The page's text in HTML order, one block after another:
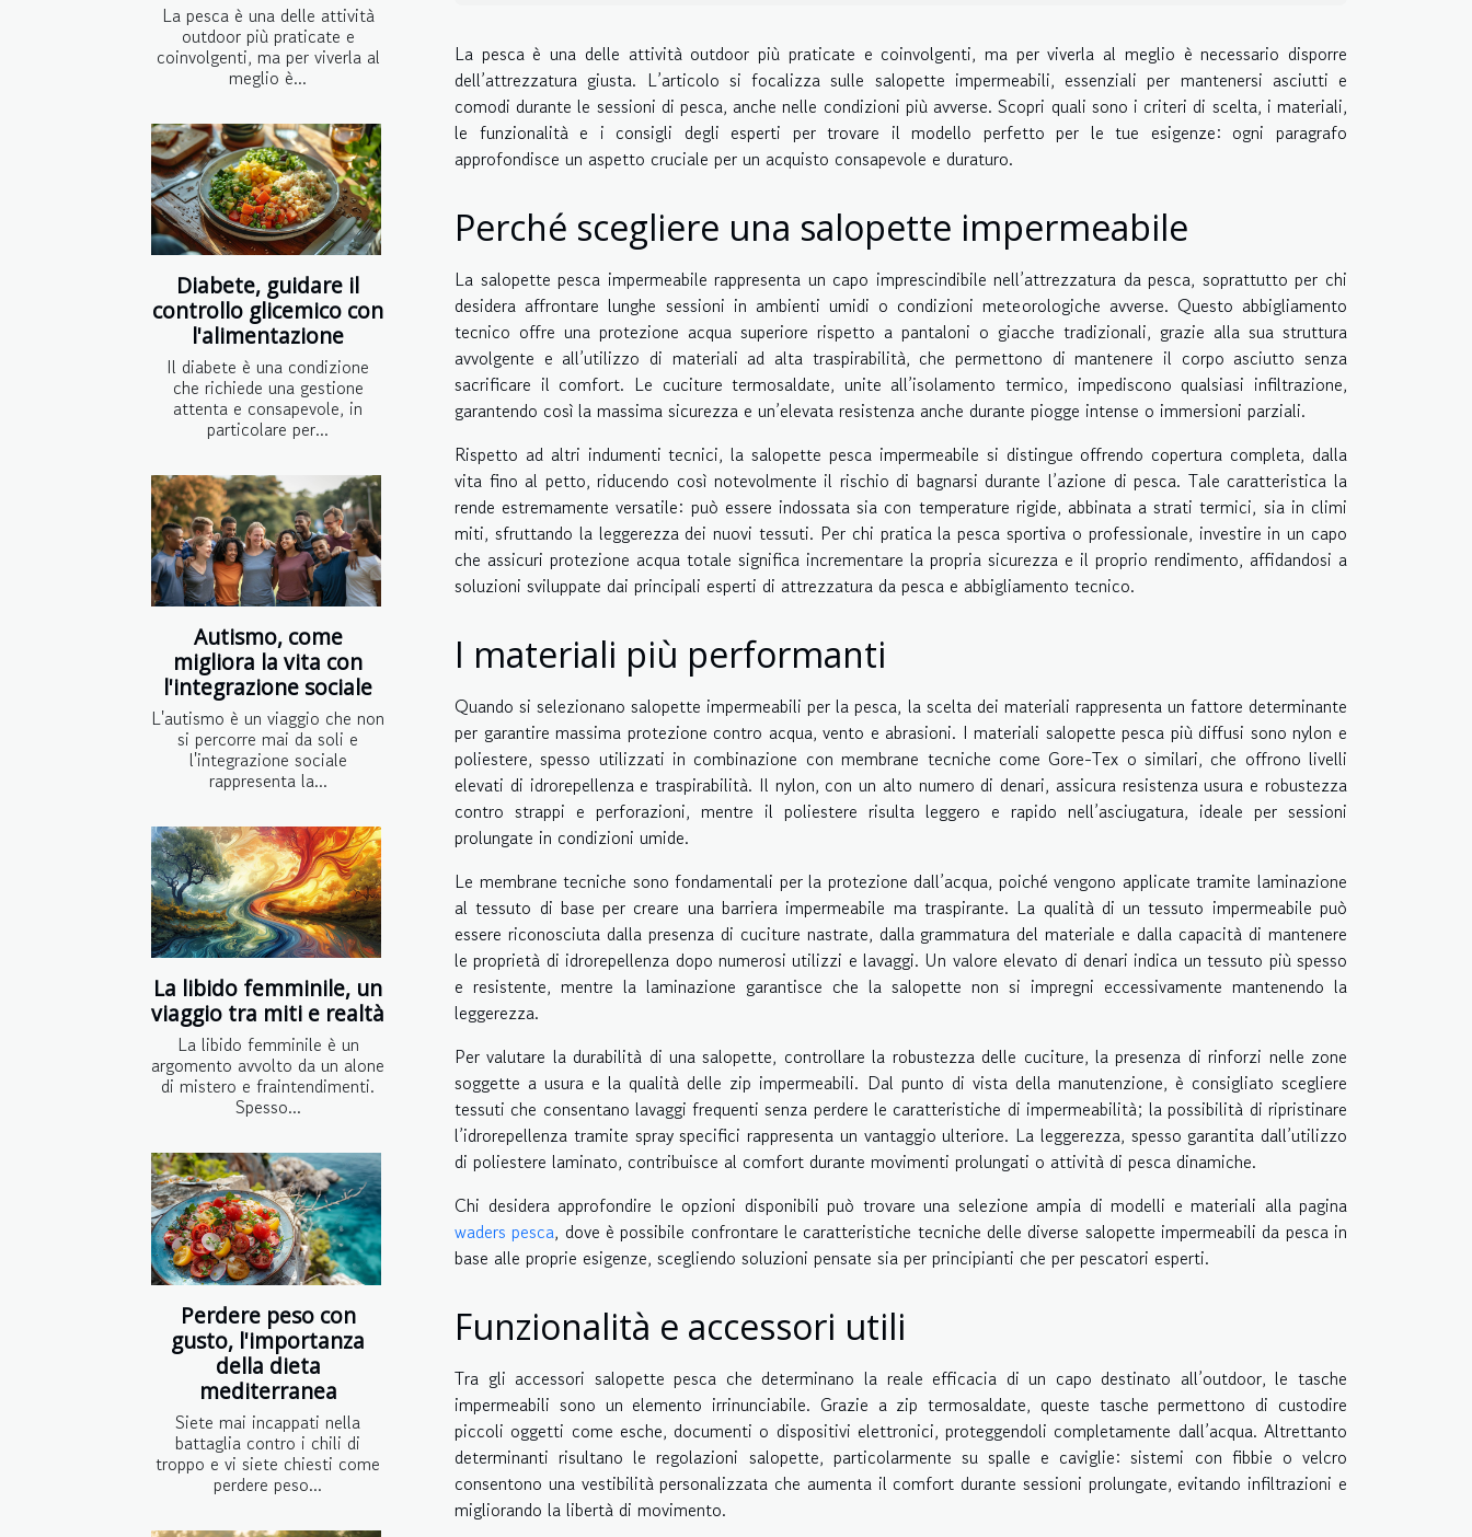
La pesca è una delle attività
outdoor più praticate e
coinvolgenti, ma per viverla al
meglio è...
Diabete, guidare il
controllo glicemico con
l'alimentazione
Il diabete è una condizione
che richiede una gestione
attenta e consapevole, in
particolare per...
Autismo, come
migliora la vita con
l'integrazione sociale
L'autismo è un viaggio che non
si percorre mai da soli e
l'integrazione sociale
rappresenta la...
La libido femminile, un
viaggio tra miti e realtà
La libido femminile è un
argomento avvolto da un alone
di mistero e fraintendimenti.
Spesso...
Perdere peso con
gusto, l'importanza
della dieta
mediterranea
Siete mai incappati nella
battaglia contro i chili di
troppo e vi siete chiesti come
perdere peso...
La pesca è una delle attività outdoor più praticate e coinvolgenti, ma per viverla al meglio è necessario disporre
dell’attrezzatura giusta. L’articolo si focalizza sulle salopette impermeabili, essenziali per mantenersi asciutti e
comodi durante le sessioni di pesca, anche nelle condizioni più avverse. Scopri quali sono i criteri di scelta, i materiali,
le funzionalità e i consigli degli esperti per trovare il modello perfetto per le tue esigenze: ogni paragrafo
approfondisce un aspetto cruciale per un acquisto consapevole e duraturo.
Perché scegliere una salopette impermeabile
La salopette pesca impermeabile rappresenta un capo imprescindibile nell’attrezzatura da pesca, soprattutto per chi
desidera affrontare lunghe sessioni in ambienti umidi o condizioni meteorologiche avverse. Questo abbigliamento
tecnico offre una protezione acqua superiore rispetto a pantaloni o giacche tradizionali, grazie alla sua struttura
avvolgente e all’utilizzo di materiali ad alta traspirabilità, che permettono di mantenere il corpo asciutto senza
sacrificare il comfort. Le cuciture termosaldate, unite all’isolamento termico, impediscono qualsiasi infiltrazione,
garantendo così la massima sicurezza e un’elevata resistenza anche durante piogge intense o immersioni parziali.
Rispetto ad altri indumenti tecnici, la salopette pesca impermeabile si distingue offrendo copertura completa, dalla
vita fino al petto, riducendo così notevolmente il rischio di bagnarsi durante l’azione di pesca. Tale caratteristica la
rende estremamente versatile: può essere indossata sia con temperature rigide, abbinata a strati termici, sia in climi
miti, sfruttando la leggerezza dei nuovi tessuti. Per chi pratica la pesca sportiva o professionale, investire in un capo
che assicuri protezione acqua totale significa incrementare la propria sicurezza e il proprio rendimento, affidandosi a
soluzioni sviluppate dai principali esperti di attrezzatura da pesca e abbigliamento tecnico.
I materiali più performanti
Quando si selezionano salopette impermeabili per la pesca, la scelta dei materiali rappresenta un fattore determinante
per garantire massima protezione contro acqua, vento e abrasioni. I materiali salopette pesca più diffusi sono nylon e
poliestere, spesso utilizzati in combinazione con membrane tecniche come Gore-Tex o similari, che offrono livelli
elevati di idrorepellenza e traspirabilità. Il nylon, con un alto numero di denari, assicura resistenza usura e robustezza
contro strappi e perforazioni, mentre il poliestere risulta leggero e rapido nell’asciugatura, ideale per sessioni
prolungate in condizioni umide.
Le membrane tecniche sono fondamentali per la protezione dall’acqua, poiché vengono applicate tramite laminazione
al tessuto di base per creare una barriera impermeabile ma traspirante. La qualità di un tessuto impermeabile può
essere riconosciuta dalla presenza di cuciture nastrate, dalla grammatura del materiale e dalla capacità di mantenere
le proprietà di idrorepellenza dopo numerosi utilizzi e lavaggi. Un valore elevato di denari indica un tessuto più spesso
e resistente, mentre la laminazione garantisce che la salopette non si impregni eccessivamente mantenendo la
leggerezza.
Per valutare la durabilità di una salopette, controllare la robustezza delle cuciture, la presenza di rinforzi nelle zone
soggette a usura e la qualità delle zip impermeabili. Dal punto di vista della manutenzione, è consigliato scegliere
tessuti che consentano lavaggi frequenti senza perdere le caratteristiche di impermeabilità; la possibilità di ripristinare
l’idrorepellenza tramite spray specifici rappresenta un vantaggio ulteriore. La leggerezza, spesso garantita dall’utilizzo
di poliestere laminato, contribuisce al comfort durante movimenti prolungati o attività di pesca dinamiche.
Chi desidera approfondire le opzioni disponibili può trovare una selezione ampia di modelli e materiali alla pagina
waders pesca, dove è possibile confrontare le caratteristiche tecniche delle diverse salopette impermeabili da pesca in
base alle proprie esigenze, scegliendo soluzioni pensate sia per principianti che per pescatori esperti.
Funzionalità e accessori utili
Tra gli accessori salopette pesca che determinano la reale efficacia di un capo destinato all’outdoor, le tasche
impermeabili sono un elemento irrinunciabile. Grazie a zip termosaldate, queste tasche permettono di custodire
piccoli oggetti come esche, documenti o dispositivi elettronici, proteggendoli completamente dall’acqua. Altrettanto
determinanti risultano le regolazioni salopette, particolarmente su spalle e caviglie: sistemi con fibbie o velcro
consentono una vestibilità personalizzata che aumenta il comfort durante sessioni prolungate, evitando infiltrazioni e
migliorando la libertà di movimento.